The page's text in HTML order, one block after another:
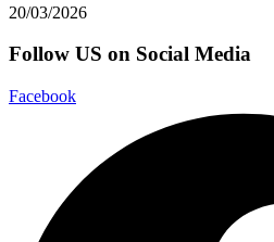
20/03/2026
Follow US on Social Media
Facebook